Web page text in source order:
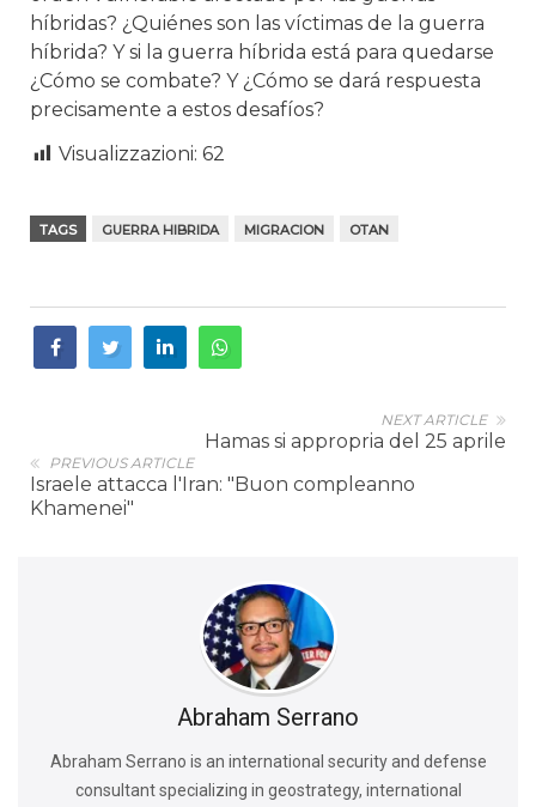
híbridas? ¿Quiénes son las víctimas de la guerra
híbrida? Y si la guerra híbrida está para quedarse
¿Cómo se combate? Y ¿Cómo se dará respuesta
precisamente a estos desafíos?
Visualizzazioni: 62
TAGS GUERRA HIBRIDA MIGRACION OTAN
NEXT ARTICLE
Hamas si appropria del 25 aprile
PREVIOUS ARTICLE
Israele attacca l'Iran: "Buon compleanno
Khamenei"
Abraham Serrano
Abraham Serrano is an international security and defense
consultant specializing in geostrategy, international